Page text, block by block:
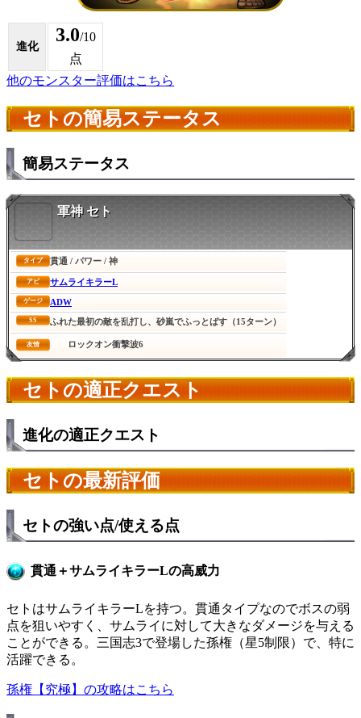
進化
3.0/10
点
他のモンスター評価はこちら
セトの簡易ステータス
簡易ステータス
軍神 セト
タイプ 貫通 / パワー / 神
アビ サムライキラーL
ゲージ ADW
SS ふれた最初の敵を乱打し、砂嵐でふっとばす（15ターン）
友情 ロックオン衝撃波6
セトの適正クエスト
進化の適正クエスト
セトの最新評価
セトの強い点/使える点
貫通＋サムライキラーLの高威力
セトはサムライキラーLを持つ。貫通タイプなのでボスの弱
点を狙いやすく、サムライに対して大きなダメージを与える
ことができる。三国志3で登場した孫権（星5制限）で、特に
活躍できる。
孫権【究極】の攻略はこちら